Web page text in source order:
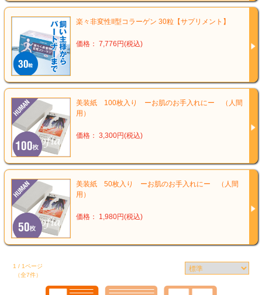
楽々非変性II型コラーゲン 30粒【サプリメント】
価格： 7,776円(税込)
美装紙 100枚入り ーお肌のお手入れにー （人間
用）
価格： 3,300円(税込)
美装紙 50枚入り ーお肌のお手入れにー （人間
用）
価格： 1,980円(税込)
1 / 1ページ
（全7件）